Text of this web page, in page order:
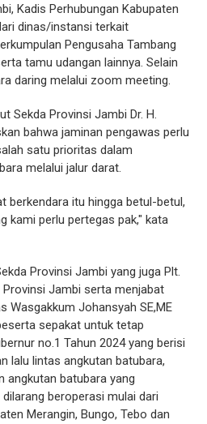
Kadis Perhubungan Kabupaten
dinas/instansi terkait
Pengusaha Tambang
tamu udangan lainnya. Selain
daring melalui zoom meeting.
Sekda Provinsi Jambi Dr. H.
bahwa jaminan pengawas perlu
satu prioritas dalam
melalui jalur darat.
berkendara itu hingga betul-betul,
kami perlu pertegas pak," kata
Provinsi Jambi yang juga Plt.
Jambi serta menjabat
Wasgakkum Johansyah SE,ME
sepakat untuk tetap
no.1 Tahun 2024 yang berisi
lalu lintas angkutan batubara,
angkutan batubara yang
beroperasi mulai dari
Merangin, Bungo, Tebo dan